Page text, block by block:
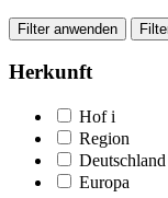
Herkunft
Hof i
Region
Deutschland
Europa